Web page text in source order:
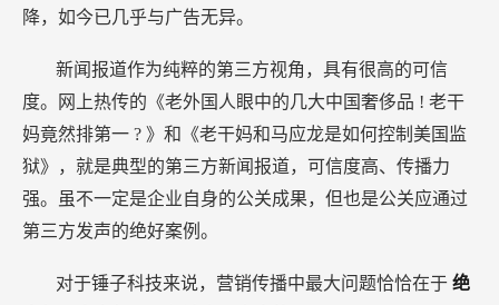
降，如今已几乎与广告无异。
新闻报道作为纯粹的第三方视角，具有很高的可信
度。网上热传的《老外国人眼中的几大中国奢侈品 ! 老干
妈竟然排第一 ? 》和《老干妈和马应龙是如何控制美国监
狱》，就是典型的第三方新闻报道，可信度高、传播力
强。虽不一定是企业自身的公关成果，但也是公关应通过
第三方发声的绝好案例。
对于锤子科技来说，营销传播中最大问题恰恰在于绝